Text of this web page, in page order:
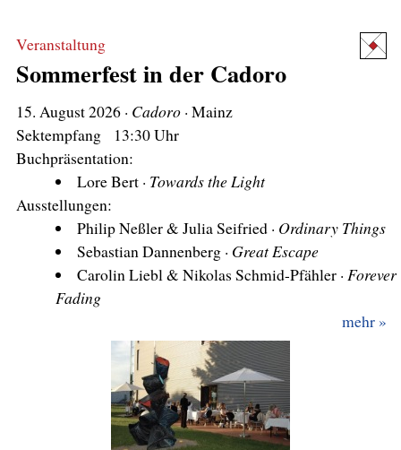
Veranstaltung
Sommerfest in der Cadoro
15. August 2026 · Cadoro· Mainz
Sektempfang 13:30 Uhr
Lore Bert · Towards the Light
Ausstellungen:
Philip Neßler & Julia Seifried · Ordinary Things
Sebastian Dannenberg · Great Escape
Carolin Liebl & Nikolas Schmid-Pfähler ·Forever
Fading
mehr